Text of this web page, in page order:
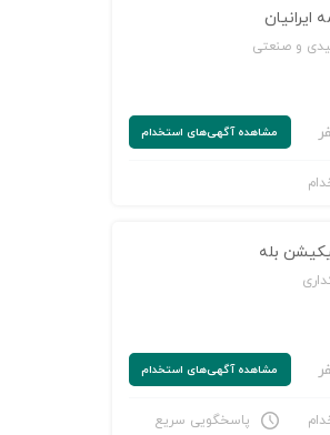
ایرانیان
و صنعتی
مشاهده‌ آگهی‌های استخدام
بله
مشاهده‌ آگهی‌های استخدام
پاسخگویی سریع